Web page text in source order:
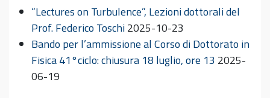
“Lectures on Turbulence”, Lezioni dottorali del
Prof. Federico Toschi2025-10-23
Bando per l’ammissione al Corso di Dottorato in
Fisica 41°ciclo: chiusura 18 luglio, ore 13 2025-
06-19